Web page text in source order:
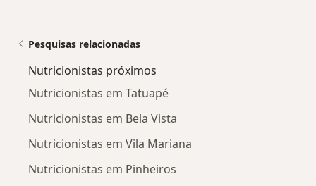
Pesquisas relacionadas
Nutricionistas próximos
Nutricionistas em Tatuapé
Nutricionistas em Bela Vista
Nutricionistas em Vila Mariana
Nutricionistas em Pinheiros